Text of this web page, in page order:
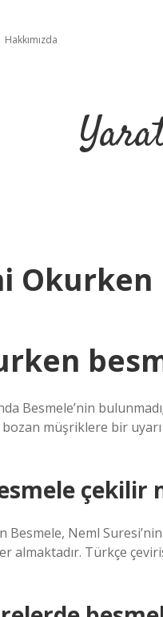
Hakkımızda
Besmele’nin
müşriklere bir
çekilir
Besmele, Neml
almaktadır. Türkçe